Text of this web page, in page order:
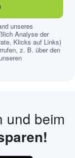
unseres
Analyse der
Klicks auf Links)
z. B. über den
und beim